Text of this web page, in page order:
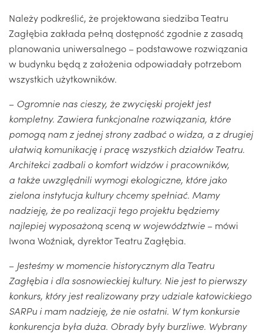
Należy podkreślić, że projektowana siedziba Teatru
Zagłębia zakłada pełną dostępność zgodnie z zasadą
planowania uniwersalnego – podstawowe rozwiązania
w budynku będą z założenia odpowiadały potrzebom
wszystkich użytkowników.
– Ogromnie nas cieszy, że zwycięski projekt jest
kompletny. Zawiera funkcjonalne rozwiązania, które
pomogą nam z jednej strony zadbać o widza, a z drugiej
ułatwią komunikację i pracę wszystkich działów Teatru.
Architekci zadbali o komfort widzów i pracowników,
a także uwzględnili wymogi ekologiczne, które jako
zielona instytucja kultury chcemy spełniać. Mamy
nadzieję, że po realizacji tego projektu będziemy
najlepiej wyposażoną sceną w województwie – mówi
Iwona Woźniak, dyrektor Teatru Zagłębia.
– Jesteśmy w momencie historycznym dla Teatru
Zagłębia i dla sosnowieckiej kultury. Nie jest to pierwszy
konkurs, który jest realizowany przy udziale katowickiego
SARPu i mam nadzieję, że nie ostatni. W tym konkursie
konkurencja była duża. Obrady były burzliwe. Wybrany